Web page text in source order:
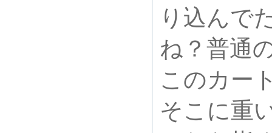
り込んで
ね？普通
このカー
そこに重